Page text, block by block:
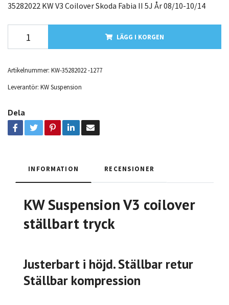
35282022 KW V3 Coilover Skoda Fabia II 5J År 08/10-10/14
LÄGG I KORGEN
Artikelnummer: KW-35282022 -1277
Leverantör: KW Suspension
Dela
INFORMATION RECENSIONER
KW Suspension V3 coilover
ställbart tryck
Justerbart i höjd. Ställbar retur
Ställbar kompression